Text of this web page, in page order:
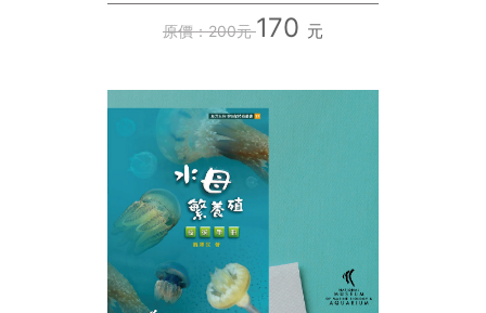
原價：200元170 元